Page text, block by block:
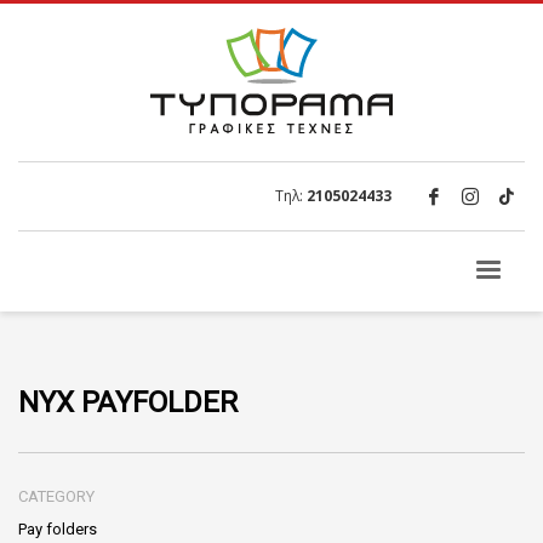
Τηλ: 2105024433
NYX PAYFOLDER
CATEGORY
Pay folders